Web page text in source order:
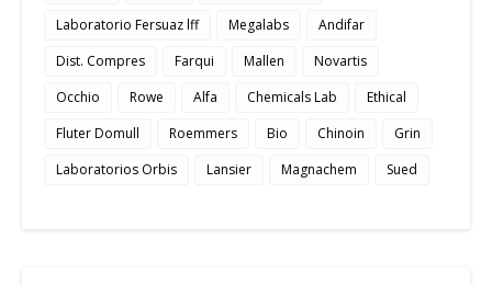
Laboratorio Fersuaz lff
Megalabs
Andifar
Dist. Compres
Farqui Mallen
Novartis
Occhio
Rowe Alfa Chemicals Lab
Ethical
Fluter Domull
Roemmers Bio Chinoin
Grin
Laboratorios Orbis
Lansier Magnachem Sued